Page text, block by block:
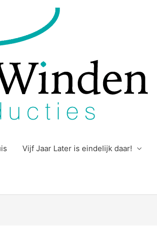
Vijf Jaar Later is eindelijk daar!